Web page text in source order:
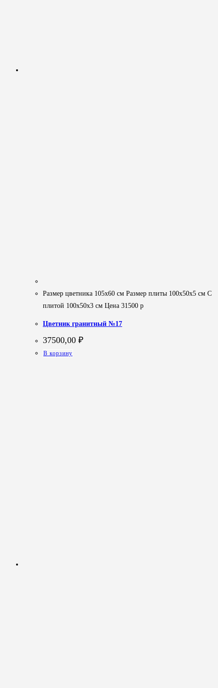
Размер цветника 105х60 см Размер плиты 100х50х5 см С
плитой 100х50х3 см Цена 31500 р
Цветник гранитный №17
37500,00 ₽
В корзину